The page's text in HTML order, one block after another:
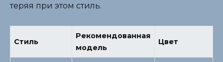
теряя при этом стиль.
Стиль
Рекомендованная
модель
Цвет